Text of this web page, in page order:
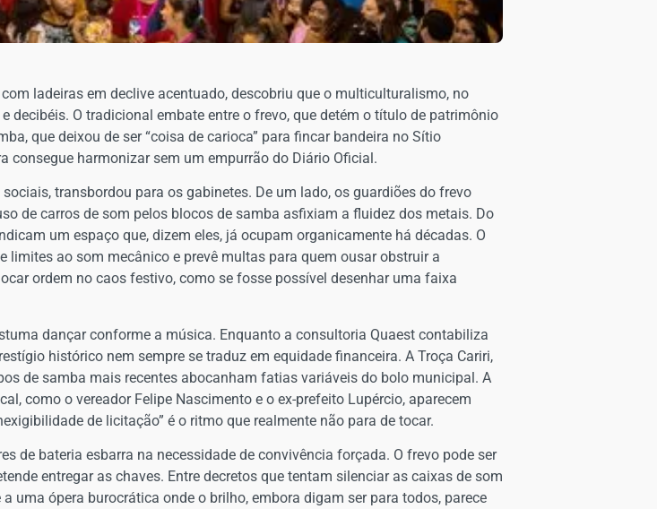
ladeiras em declive acentuado, descobriu que o multiculturalismo, no
decibéis. O tradicional embate entre o frevo, que detém o título de patrimônio
que deixou de ser “coisa de carioca” para fincar bandeira no Sítio
harmonizar sem um empurrão do Diário Oficial.
transbordou para os gabinetes. De um lado, os guardiões do frevo
de carros de som pelos blocos de samba asfixiam a fluidez dos metais. Do
um espaço que, dizem eles, já ocupam organicamente há décadas. O
ao som mecânico e prevê multas para quem ousar obstruir a
ordem no caos festivo, como se fosse possível desenhar uma faixa
dançar conforme a música. Enquanto a consultoria Quaest contabiliza
histórico nem sempre se traduz em equidade financeira. A Troça Cariri,
de samba mais recentes abocanham fatias variáveis do bolo municipal. A
como o vereador Felipe Nascimento e o ex-prefeito Lupércio, aparecem
de licitação” é o ritmo que realmente não para de tocar.
de bateria esbarra na necessidade de convivência forçada. O frevo pode ser
entregar as chaves. Entre decretos que tentam silenciar as caixas de som
uma ópera burocrática onde o brilho, embora digam ser para todos, parece